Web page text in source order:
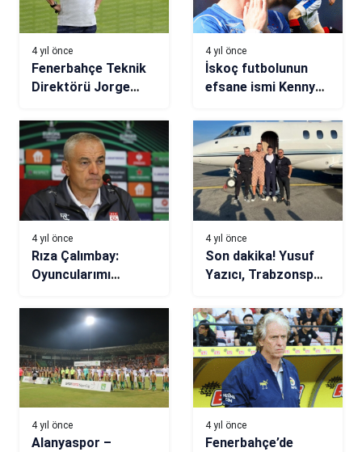
4 yıl önce
Fenerbahçe Teknik
Direktörü Jorge
eksikliğimiz vardı
4 yıl önce
İskoç futbolunun
efsane ismi Kenny
Yılmaz sözleri
4 yıl önce
Rıza Çalımbay:
Oyuncularımı
4 yıl önce
Son dakika! Yusuf
Yazıcı, Trabzonspor
4 yıl önce
Alanyaspor –
4 yıl önce
Fenerbahçe’de